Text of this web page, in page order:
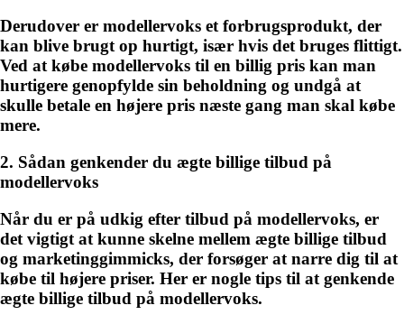
Derudover er modellervoks et forbrugsprodukt, der
kan blive brugt op hurtigt, især hvis det bruges flittigt.
Ved at købe modellervoks til en billig pris kan man
hurtigere genopfylde sin beholdning og undgå at
skulle betale en højere pris næste gang man skal købe
mere.
2. Sådan genkender du ægte billige tilbud på
modellervoks
Når du er på udkig efter tilbud på modellervoks, er
det vigtigt at kunne skelne mellem ægte billige tilbud
og marketinggimmicks, der forsøger at narre dig til at
købe til højere priser. Her er nogle tips til at genkende
ægte billige tilbud på modellervoks.